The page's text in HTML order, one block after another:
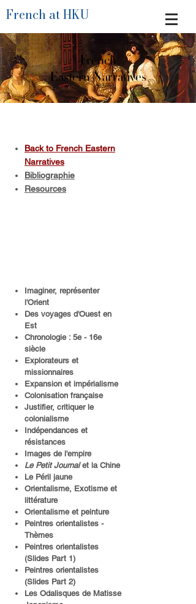
French at HKU
French
Eastern Narratives
Back to French Eastern
Narratives
Bibliographie
Resources
Imaginer, représenter
l'Orient
Des voyages d'Ouest en
Est
Chronologie : 5e - 16e
siècle
Explorateurs et
missionnaires
Expansion et impérialisme
Colonisation française
Justifier, critiquer le
colonialisme
Indépendances et
résistances
Images de l'empire
Le Petit Journalet la Chine
Le Péril jaune
Orientalisme, Exotisme et
littérature
Orientalisme et peinture
Peintres orientalistes -
Thèmes
Peintres orientalistes
(Slides Part 1)
Peintres orientalistes
(Slides Part 2)
Les Odalisques de Matisse